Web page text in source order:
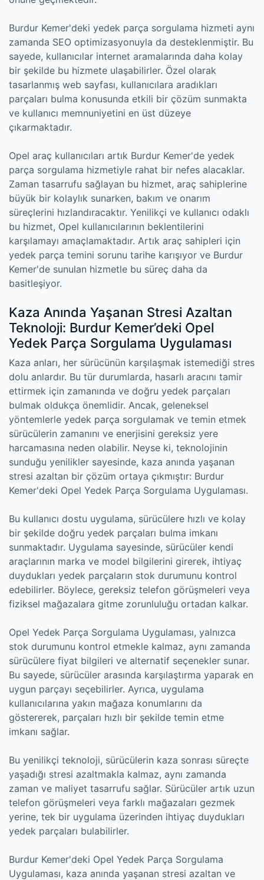
Burdur Kemer'deki yedek parça sorgulama hizmeti aynı
zamanda SEO optimizasyonuyla da desteklenmiştir. Bu
sayede, kullanıcılar internet aramalarında daha kolay
bir şekilde bu hizmete ulaşabilirler. Özel olarak
tasarlanmış web sayfası, kullanıcılara aradıkları
parçaları bulma konusunda etkili bir çözüm sunmakta
ve kullanıcı memnuniyetini en üst düzeye
çıkarmaktadır.
Opel araç kullanıcıları artık Burdur Kemer'de yedek
parça sorgulama hizmetiyle rahat bir nefes alacaklar.
Zaman tasarrufu sağlayan bu hizmet, araç sahiplerine
büyük bir kolaylık sunarken, bakım ve onarım
süreçlerini hızlandıracaktır. Yenilikçi ve kullanıcı odaklı
bu hizmet, Opel kullanıcılarının beklentilerini
karşılamayı amaçlamaktadır. Artık araç sahipleri için
yedek parça temini sorunu tarihe karışıyor ve Burdur
Kemer'de sunulan hizmetle bu süreç daha da
basitleşiyor.
Kaza Anında Yaşanan Stresi Azaltan
Teknoloji: Burdur Kemer’deki Opel
Yedek Parça Sorgulama Uygulaması
Kaza anları, her sürücünün karşılaşmak istemediği stres
dolu anlardır. Bu tür durumlarda, hasarlı aracını tamir
ettirmek için zamanında ve doğru yedek parçaları
bulmak oldukça önemlidir. Ancak, geleneksel
yöntemlerle yedek parça sorgulamak ve temin etmek
sürücülerin zamanını ve enerjisini gereksiz yere
harcamasına neden olabilir. Neyse ki, teknolojinin
sunduğu yenilikler sayesinde, kaza anında yaşanan
stresi azaltan bir çözüm ortaya çıkmıştır: Burdur
Kemer'deki Opel Yedek Parça Sorgulama Uygulaması.
Bu kullanıcı dostu uygulama, sürücülere hızlı ve kolay
bir şekilde doğru yedek parçaları bulma imkanı
sunmaktadır. Uygulama sayesinde, sürücüler kendi
araçlarının marka ve model bilgilerini girerek, ihtiyaç
duydukları yedek parçaların stok durumunu kontrol
edebilirler. Böylece, gereksiz telefon görüşmeleri veya
fiziksel mağazalara gitme zorunluluğu ortadan kalkar.
Opel Yedek Parça Sorgulama Uygulaması, yalnızca
stok durumunu kontrol etmekle kalmaz, aynı zamanda
sürücülere fiyat bilgileri ve alternatif seçenekler sunar.
Bu sayede, sürücüler arasında karşılaştırma yaparak en
uygun parçayı seçebilirler. Ayrıca, uygulama
kullanıcılarına yakın mağaza konumlarını da
göstererek, parçaları hızlı bir şekilde temin etme
imkanı sağlar.
Bu yenilikçi teknoloji, sürücülerin kaza sonrası süreçte
yaşadığı stresi azaltmakla kalmaz, aynı zamanda
zaman ve maliyet tasarrufu sağlar. Sürücüler artık uzun
telefon görüşmeleri veya farklı mağazaları gezmek
yerine, tek bir uygulama üzerinden ihtiyaç duydukları
yedek parçaları bulabilirler.
Burdur Kemer'deki Opel Yedek Parça Sorgulama
Uygulaması, kaza anında yaşanan stresi azaltan ve